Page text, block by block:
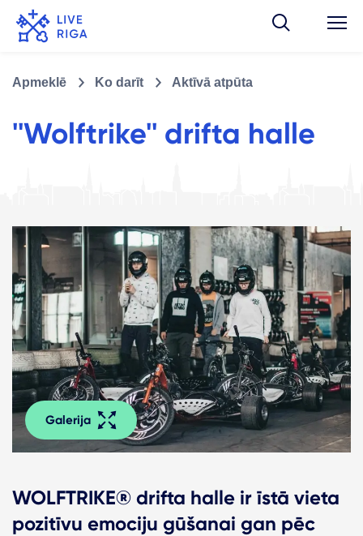
Apmeklē Ko darīt Aktīvā atpūta
''Wolftrike'' drifta halle
Galerija
WOLFTRIKE® drifta halle ir īstā vieta
pozitīvu emociju gūšanai gan pēc